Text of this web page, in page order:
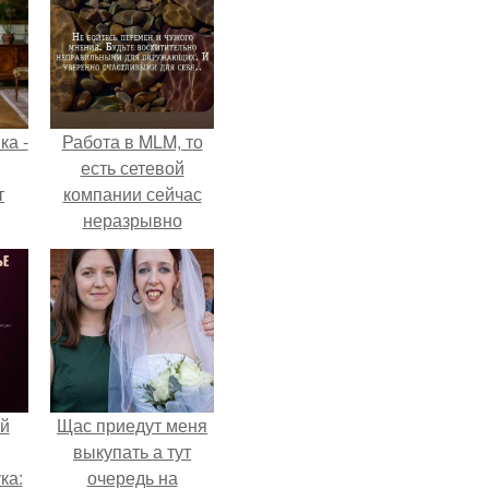
-
и
Работа в MLM, то
есть сетевой
компании сейчас
неразрывно
связана с создание
своего контента,
своей страницы в
соц сетях.
Щас приедут меня
выкупать а тут
очередь на